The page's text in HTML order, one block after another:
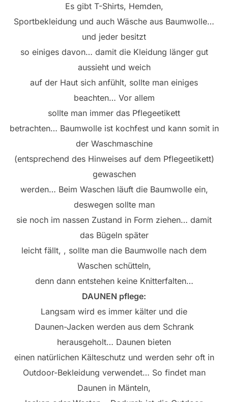
Es gibt T-Shirts, Hemden,
Sportbekleidung und auch Wäsche aus Baumwolle…
und jeder besitzt
so einiges davon… damit die Kleidung länger gut
aussieht und weich
auf der Haut sich anfühlt, sollte man einiges
beachten… Vor allem
sollte man immer das Pflegeetikett
betrachten… Baumwolle ist kochfest und kann somit in
der Waschmaschine
(entsprechend des Hinweises auf dem Pflegeetikett)
gewaschen
werden… Beim Waschen läuft die Baumwolle ein,
deswegen sollte man
sie noch im nassen Zustand in Form ziehen… damit
das Bügeln später
leicht fällt, , sollte man die Baumwolle nach dem
Waschen schütteln,
denn dann entstehen keine Knitterfalten…
DAUNEN pflege:
Langsam wird es immer kälter und die
Daunen-Jacken werden aus dem Schrank
herausgeholt… Daunen bieten
einen natürlichen Kälteschutz und werden sehr oft in
Outdoor-Bekleidung verwendet… So findet man
Daunen in Mänteln,